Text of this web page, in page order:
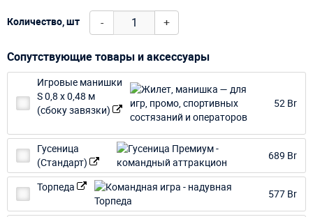
Количество, шт - +
Сопутствующие товары и аксессуары
Игровые манишки
S 0,8 х 0,48 м
(сбоку завязки)
52 Br
Гусеница
(Стандарт)
689 Br
Торпеда
577 Br